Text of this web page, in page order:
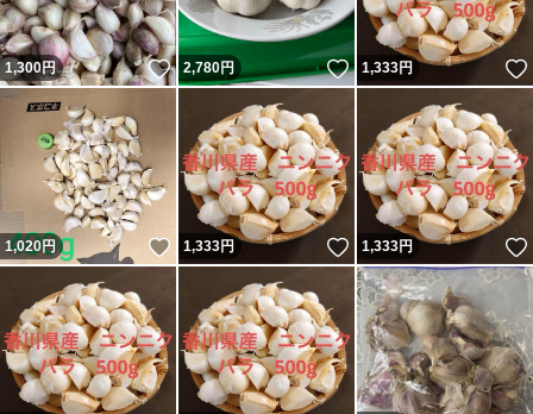
1,300円 いいね！
2,780円 いいね！
1,333円
1,020円 いいね！
1,333円 いいね！
1,333円